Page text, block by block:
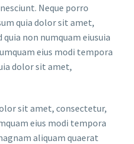
Neque porro
quia dolor sit amet,
non numquam eiusuia
eius modi tempora
dolor sit amet,
sit amet, consectetur,
eius modi tempora
aliquam quaerat